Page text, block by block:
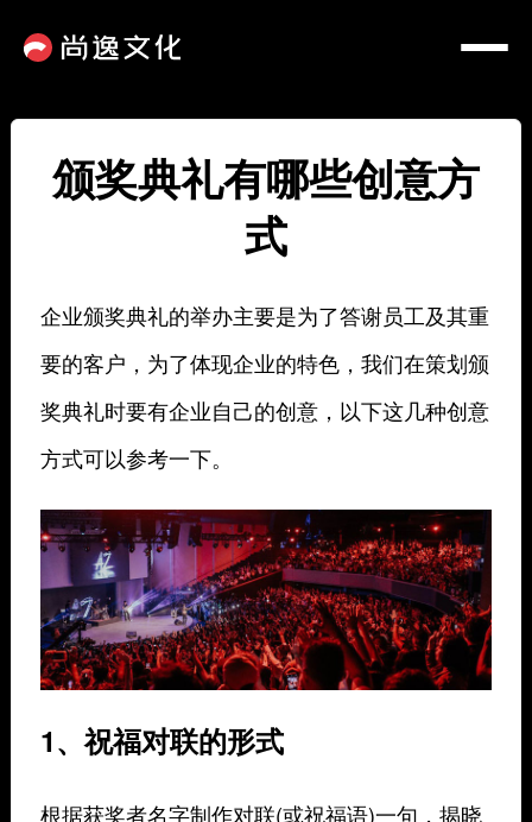
颁奖典礼有哪些创意方
式
企业颁奖典礼的举办主要是为了答谢员工及其重
要的客户，为了体现企业的特色，我们在策划颁
奖典礼时要有企业自己的创意，以下这几种创意
方式可以参考一下。
1、祝福对联的形式
根据获奖者名字制作对联(或祝福语)一句，揭晓